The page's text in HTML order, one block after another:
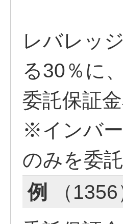
レバレッ
る30％に
委託保証
※インバ
のみを委
例
（